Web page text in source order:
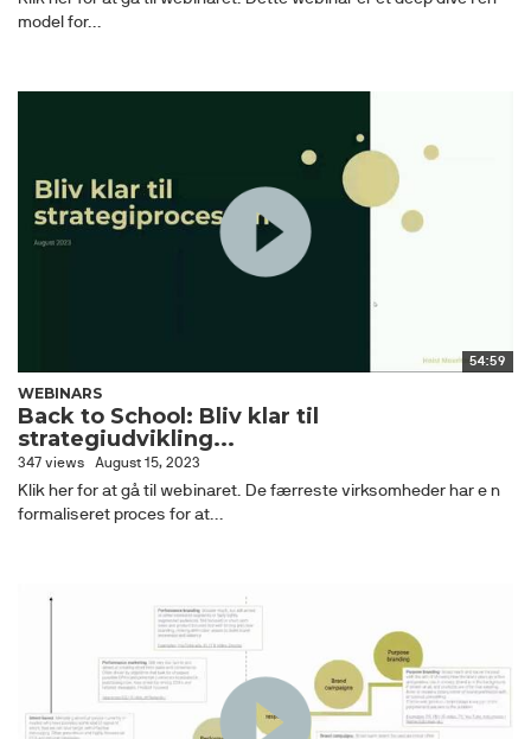
model for...
54:59
WEBINARS
Back to School: Bliv klar til
strategiudvikling...
347 views August 15, 2023
Klik her for at gå til webinaret. De færreste virksomheder har e n
formaliseret proces for at...